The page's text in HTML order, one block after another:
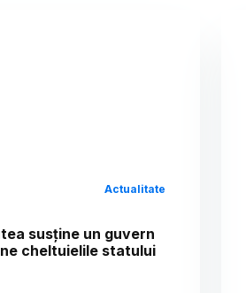
Actualitate
susține un guvern
cheltuielile statului